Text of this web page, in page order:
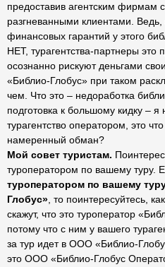
предоставив агентским фирмам
разгневанными клиентами.
финансовых гарантий у этого
НЕТ, турагентства-партнеры это
осознанно рискуют деньгами
«Библио-Глобус» при таком
чем. Что это – недоработка
подготовка к большому кидку – я
турагентство оператором, это
намеренный обман?
Мой совет туристам.
туроператором по вашему туру.
туроператором по вашему
Глобус» , то поинтересуйтесь,
скажут, что это туроператор
потому что с ним у вашего
за тур идет в ООО «Библио-
это ООО «Библио-Глобус